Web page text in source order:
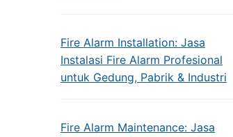
Fire Alarm Installation: Jasa
Instalasi Fire Alarm Profesional
untuk Gedung, Pabrik & Industri
Fire Alarm Maintenance: Jasa